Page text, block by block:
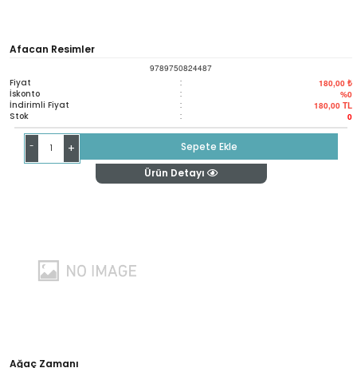
Afacan Resimler
9789750824487
Fiyat : 180,00 ₺
İskonto : %0
İndirimli Fiyat : 180,00 TL
Stok : 0
- +
Sepete Ekle
Ürün Detayı
Ağaç Zamanı